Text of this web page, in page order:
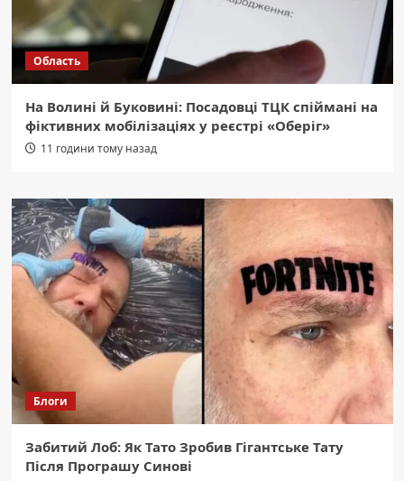
Область
На Волині й Буковині: Посадовці ТЦК спіймані на
фіктивних мобілізаціях у реєстрі «Оберіг»
11 години тому назад
Блоги
Забитий Лоб: Як Тато Зробив Гігантське Тату
Після Програшу Синові